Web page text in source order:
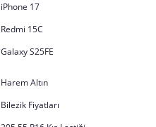
iPhone 17
Redmi 15C
Galaxy S25FE
Harem Altın
Bilezik Fiyatları